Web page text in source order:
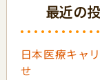
最近の
日本医療キャ
せ